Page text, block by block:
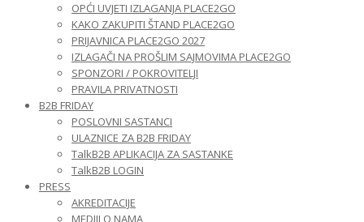
OPĆI UVJETI IZLAGANJA PLACE2GO
KAKO ZAKUPITI ŠTAND PLACE2GO
PRIJAVNICA PLACE2GO 2027
IZLAGAČI NA PROŠLIM SAJMOVIMA PLACE2GO
SPONZORI / POKROVITELJI
PRAVILA PRIVATNOSTI
B2B FRIDAY
POSLOVNI SASTANCI
ULAZNICE ZA B2B FRIDAY
TalkB2B APLIKACIJA ZA SASTANKE
TalkB2B LOGIN
PRESS
AKREDITACIJE
MEDIJI O NAMA